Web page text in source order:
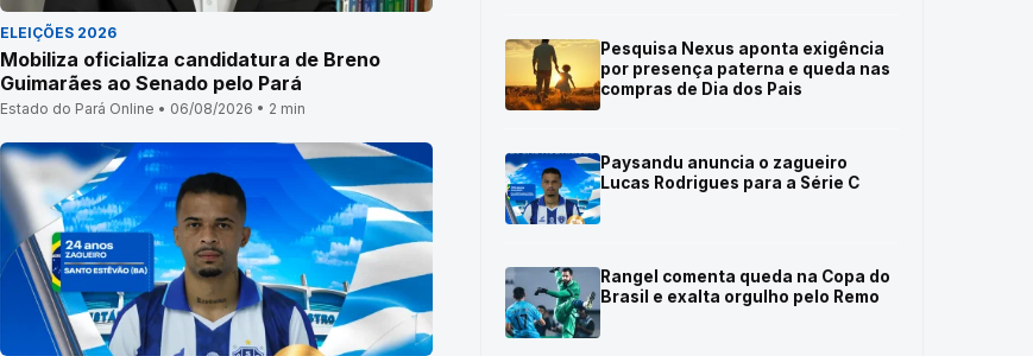
ELEIÇÕES 2026
Mobiliza oficializa candidatura de Breno
Guimarães ao Senado pelo Pará
Estado do Pará Online • 06/08/2026 • 2 min
Pesquisa Nexus aponta exigência
por presença paterna e queda nas
compras de Dia dos Pais
Paysandu anuncia o zagueiro
Lucas Rodrigues para a Série C
Rangel comenta queda na Copa do
Brasil e exalta orgulho pelo Remo